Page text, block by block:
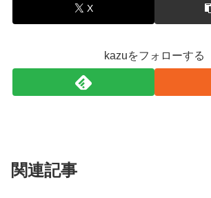
X
kazuをフォローする
関連記事